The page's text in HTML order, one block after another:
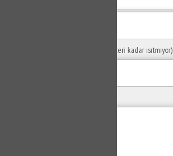
(Örn: Kombim yeteri kadar ısıtmıyor)